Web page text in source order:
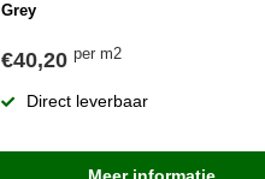
Grey
€40,20 per m2
Direct leverbaar